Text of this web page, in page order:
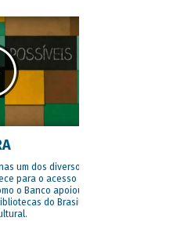
um dos diversos
para o acesso à
o Banco apoiou
do Brasil e